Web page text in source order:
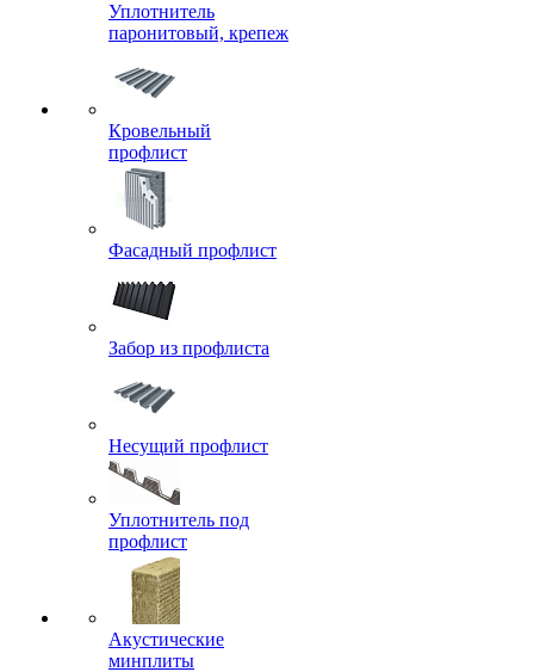
Уплотнитель
паронитовый, крепеж
Кровельный
профлист
Фасадный профлист
Забор из профлиста
Несущий профлист
Уплотнитель под
профлист
Акустические
минплиты